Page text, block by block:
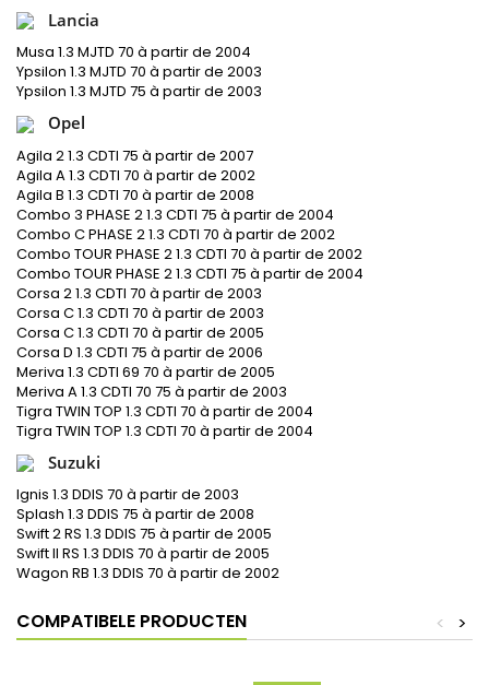
Lancia
Musa 1.3 MJTD 70 à partir de 2004
Ypsilon 1.3 MJTD 70 à partir de 2003
Ypsilon 1.3 MJTD 75 à partir de 2003
Opel
Agila 2 1.3 CDTI 75 à partir de 2007
Agila A 1.3 CDTI 70 à partir de 2002
Agila B 1.3 CDTI 70 à partir de 2008
Combo 3 PHASE 2 1.3 CDTI 75 à partir de 2004
Combo C PHASE 2 1.3 CDTI 70 à partir de 2002
Combo TOUR PHASE 2 1.3 CDTI 70 à partir de 2002
Combo TOUR PHASE 2 1.3 CDTI 75 à partir de 2004
Corsa 2 1.3 CDTI 70 à partir de 2003
Corsa C 1.3 CDTI 70 à partir de 2003
Corsa C 1.3 CDTI 70 à partir de 2005
Corsa D 1.3 CDTI 75 à partir de 2006
Meriva 1.3 CDTI 69 70 à partir de 2005
Meriva A 1.3 CDTI 70 75 à partir de 2003
Tigra TWIN TOP 1.3 CDTI 70 à partir de 2004
Tigra TWIN TOP 1.3 CDTI 70 à partir de 2004
Suzuki
Ignis 1.3 DDIS 70 à partir de 2003
Splash 1.3 DDIS 75 à partir de 2008
Swift 2 RS 1.3 DDIS 75 à partir de 2005
Swift II RS 1.3 DDIS 70 à partir de 2005
Wagon RB 1.3 DDIS 70 à partir de 2002
COMPATIBELE PRODUCTEN >
<